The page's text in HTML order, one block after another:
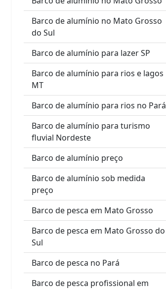
Barco de alumínio no Mato Grosso
do Sul
Barco de alumínio para lazer SP
Barco de alumínio para rios e lagos
MT
Barco de alumínio para rios no Pará
Barco de alumínio para turismo
fluvial Nordeste
Barco de alumínio preço
Barco de alumínio sob medida
preço
Barco de pesca em Mato Grosso
Barco de pesca em Mato Grosso do
Sul
Barco de pesca no Pará
Barco de pesca profissional em